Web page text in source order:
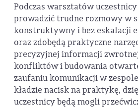
Podczas warsztatów
prowadzić trudne rozmowy w
konstruktywny i bez eskalacji
oraz zdobędą praktyczne
precyzyjnej informacji
konfliktów i budowania
zaufaniu komunikacji w
kładzie nacisk na praktykę,
uczestnicy będą mogli